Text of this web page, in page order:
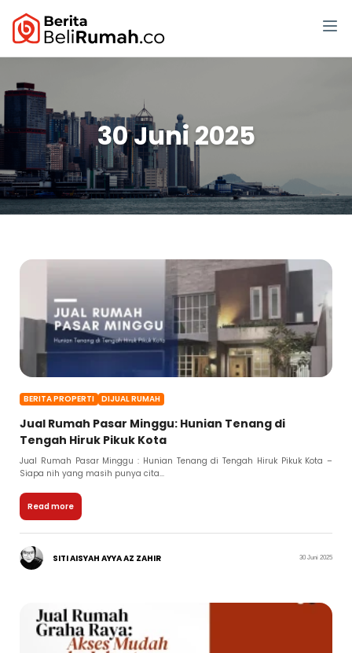
30 Juni 2025
BERITA PROPERTI DIJUAL RUMAH
Jual Rumah Pasar Minggu: Hunian Tenang di
Tengah Hiruk Pikuk Kota
Jual Rumah Pasar Minggu : Hunian Tenang di Tengah Hiruk Pikuk Kota –
Siapa nih yang masih punya cita...
Read more
SITI AISYAH AYYA AZ ZAHIR 30 Juni 2025